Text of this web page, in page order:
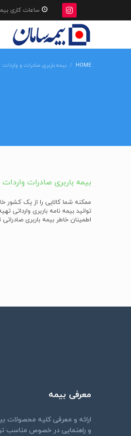
ساعات کاری
HOME بیمه باربری صادرات و واردات
بیمه باربری صادرات واردات
ممکنه شما کالایی را از یک کشور
توانید بیمه نامه باربری
اطمینان خاطر بیمه باربری
معرفی بیمه
ارائه و معرفی کلیه محصولات
و راهنمایی در خصوص مناسب